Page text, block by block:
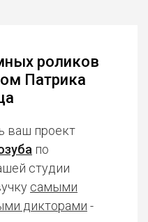
роликов
Патрика
ваш проект
по
студии
самыми
дикторами -